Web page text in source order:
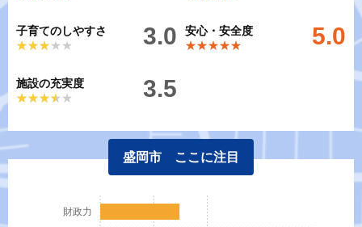
子育てのしやすさ
★★★★★
★★★★★ 3.0
安心・安全度
★★★★★
★★★★★ 5.0
施設の充実度
★★★★★
★★★★★ 3.5
盛岡市 ここに注目
財政力